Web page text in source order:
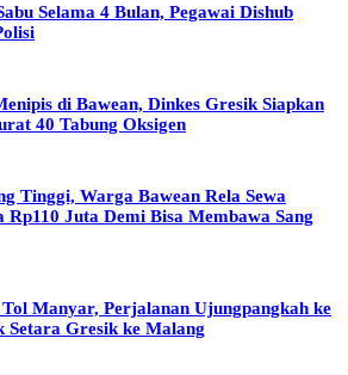
Selama 4 Bulan, Pegawai Dishub
di Bawean, Dinkes Gresik Siapkan
40 Tabung Oksigen
Tinggi, Warga Bawean Rela Sewa
Rp110 Juta Demi Bisa Membawa Sang
Manyar, Perjalanan Ujungpangkah ke
Setara Gresik ke Malang